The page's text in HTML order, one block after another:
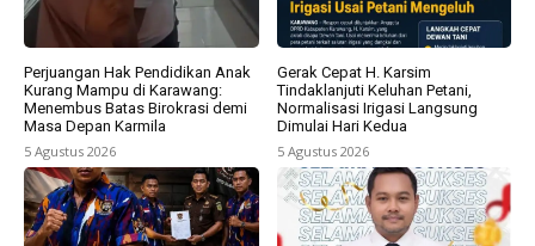
Perjuangan Hak Pendidikan Anak
Kurang Mampu di Karawang:
Menembus Batas Birokrasi demi
Masa Depan Karmila
5 Agustus 2026
Gerak Cepat H. Karsim
Tindaklanjuti Keluhan Petani,
Normalisasi Irigasi Langsung
Dimulai Hari Kedua
5 Agustus 2026